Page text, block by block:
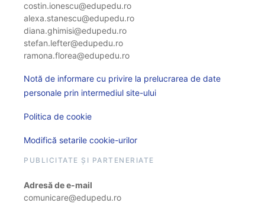
costin.ionescu@edupedu.ro
alexa.stanescu@edupedu.ro
diana.ghimisi@edupedu.ro
stefan.lefter@edupedu.ro
ramona.florea@edupedu.ro
Notă de informare cu privire la prelucrarea de date
personale prin intermediul site-ului
Politica de cookie
Modifică setarile cookie-urilor
PUBLICITATE ȘI PARTENERIATE
Adresă de e-mail
comunicare@edupedu.ro